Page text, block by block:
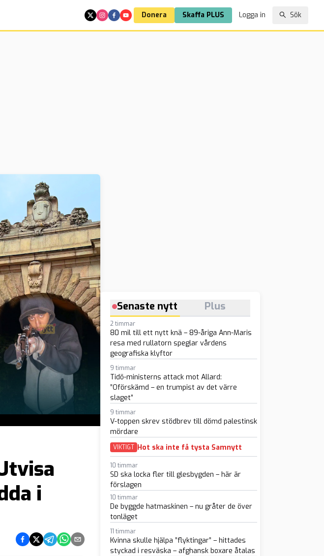
Donera Skaffa PLUS Logga in Sök
i
Dela på Facebook
Dela på Twitter
Dela på Telegram
Dela på Whatsapp
Dela via e-post
Senaste nytt Plus
2 timmar
80 mil till ett nytt knä – 89-åriga Ann-Maris
resa med rullatorn speglar vårdens
geografiska klyftor
9 timmar
Tidö-ministerns attack mot Allard:
”Oförskämd – en trumpist av det värre
slaget”
9 timmar
V-toppen skrev stödbrev till dömd palestinsk
mördare
VIKTIGT Hot ska inte få tysta Samnytt
10 timmar
SD ska locka fler till glesbygden – här är
förslagen
10 timmar
De byggde hatmaskinen – nu gråter de över
tonläget
11 timmar
Kvinna skulle hjälpa ”flyktingar” – hittades
styckad i resväska – afghansk boxare åtalas